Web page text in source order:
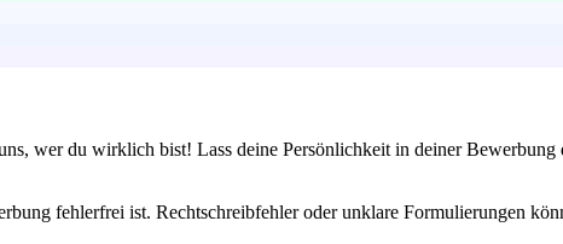
wer du wirklich bist! Lass deine Persönlichkeit in deiner
fehlerfrei ist. Rechtschreibfehler oder unklare Formulierungen